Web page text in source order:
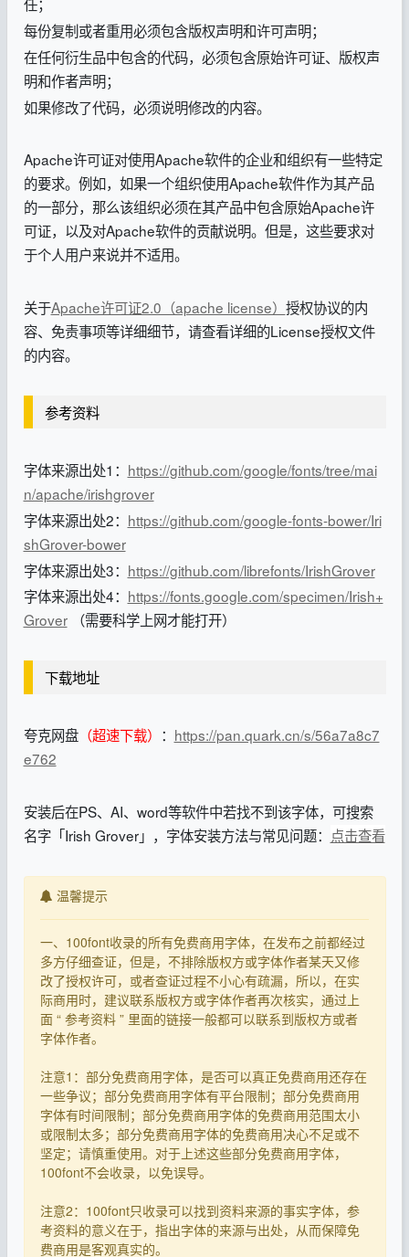
任；
每份复制或者重用必须包含版权声明和许可声明；
在任何衍生品中包含的代码，必须包含原始许可证、版权声
明和作者声明；
如果修改了代码，必须说明修改的内容。
Apache许可证对使用Apache软件的企业和组织有一些特定
的要求。例如，如果一个组织使用Apache软件作为其产品
的一部分，那么该组织必须在其产品中包含原始Apache许
可证，以及对Apache软件的贡献说明。但是，这些要求对
于个人用户来说并不适用。
关于Apache许可证2.0（apache license） 授权协议的内
容、免责事项等详细细节，请查看详细的License授权文件
的内容。
参考资料
字体来源出处1： https://github.com/google/fonts/tree/mai
n/apache/irishgrover
字体来源出处2： https://github.com/google-fonts-bower/Iri
shGrover-bower
字体来源出处3： https://github.com/librefonts/IrishGrover
字体来源出处4： https://fonts.google.com/specimen/Irish+
Grover（需要科学上网才能打开）
下载地址
夸克网盘（超速下载） ： https://pan.quark.cn/s/56a7a8c7
e762
安装后在PS、AI、word等软件中若找不到该字体，可搜索
名字「Irish Grover」，字体安装方法与常见问题： 点击查看
温馨提示
一、100font收录的所有免费商用字体，在发布之前都经过
多方仔细查证，但是，不排除版权方或字体作者某天又修
改了授权许可，或者查证过程不小心有疏漏，所以，在实
际商用时，建议联系版权方或字体作者再次核实，通过上
面 “ 参考资料 ” 里面的链接一般都可以联系到版权方或者
字体作者。
注意1：部分免费商用字体，是否可以真正免费商用还存在
一些争议；部分免费商用字体有平台限制；部分免费商用
字体有时间限制；部分免费商用字体的免费商用范围太小
或限制太多；部分免费商用字体的免费商用决心不足或不
坚定；请慎重使用。对于上述这些部分免费商用字体，
100font不会收录，以免误导。
注意2：100font只收录可以找到资料来源的事实字体，参
考资料的意义在于，指出字体的来源与出处，从而保障免
费商用是客观真实的。